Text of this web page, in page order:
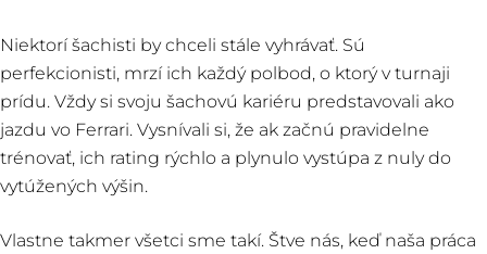
Niektorí šachisti by chceli stále vyhrávať. Sú
perfekcionisti, mrzí ich každý polbod, o ktorý v turnaji
prídu. Vždy si svoju šachovú kariéru predstavovali ako
jazdu vo Ferrari. Vysnívali si, že ak začnú pravidelne
trénovať, ich rating rýchlo a plynulo vystúpa z nuly do
vytúžených výšin.
Vlastne takmer všetci sme takí. Štve nás, keď naša práca